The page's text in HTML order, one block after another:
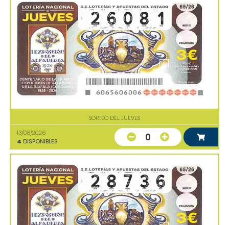
SORTEO DEL JUEVES
13/08/2026
4 DISPONIBLES 0